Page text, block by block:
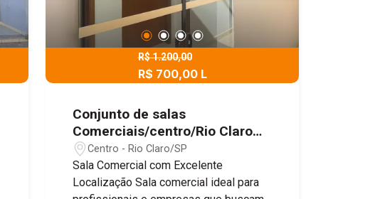
R$ 1.200,00
R$ 700,00 L
Conjunto de salas
Comerciais/centro/Rio Claro
SPCentro - Rio Claro/SP
Sala Comercial com Excelente
Localização Sala comercial ideal para